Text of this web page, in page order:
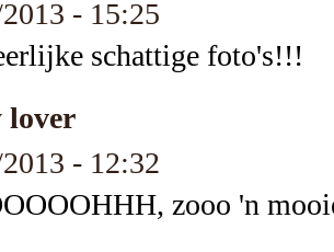
- 15:25
schattige foto's!!!
lover
- 12:32
zooo 'n